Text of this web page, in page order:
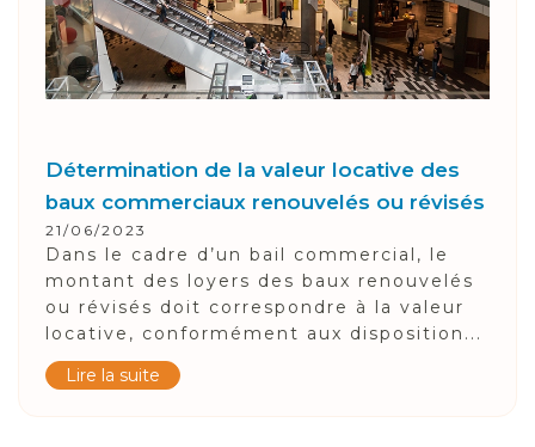
Détermination de la valeur locative des
baux commerciaux renouvelés ou révisés
21/06/2023
Dans le cadre d’un bail commercial, le
montant des loyers des baux renouvelés
ou révisés doit correspondre à la valeur
locative, conformément aux disposition...
Lire la suite